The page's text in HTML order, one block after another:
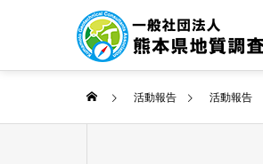
活動報告 活動報告